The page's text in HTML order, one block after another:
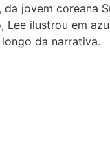
, da jovem coreana
Lee ilustrou em
da narrativa.